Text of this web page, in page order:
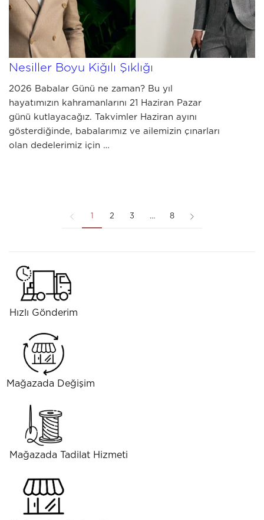
MAY 14 2026
2026 Babalar Günü Hediye Rehberi:
Nesiller Boyu Kiğılı Şıklığı
2026 Babalar Günü ne zaman? Bu yıl
hayatımızın kahramanlarını 21 Haziran Pazar
günü kutlayacağız. Takvimler Haziran ayını
gösterdiğinde, babalarımız ve ailemizin çınarları
olan dedelerimiz için …
2 3 … 8
Hızlı Gönderim
Mağazada Değişim
Mağazada Tadilat Hizmeti